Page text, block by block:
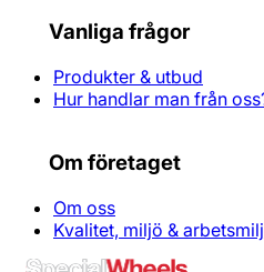
Vanliga frågor
Produkter & utbud
Hur handlar man från
Om företaget
Om oss
Kvalitet, miljö &